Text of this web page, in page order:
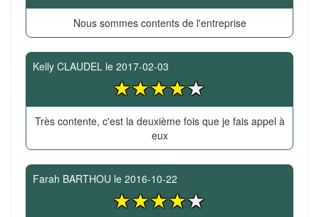
Nous sommes contents de l'entreprise
Kelly CLAUDEL le 2017-02-03
Très contente, c'est la deuxième fois que je fais appel à
eux
Farah BARTHOU le 2016-10-22